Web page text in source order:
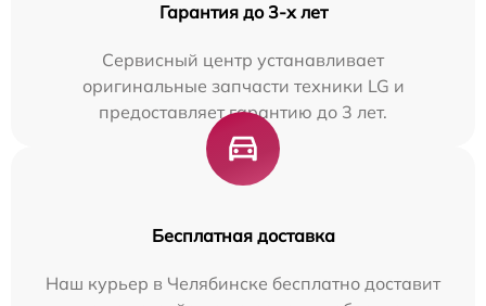
Гарантия до 3-х лет
Сервисный центр устанавливает
оригинальные запчасти техники LG и
предоставляет гарантию до 3 лет.
Бесплатная доставка
Наш курьер в Челябинске бесплатно доставит